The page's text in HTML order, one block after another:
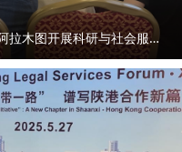
国际法学院张光耀博士在哈萨克斯坦阿拉木图开展科研与社会服务活动